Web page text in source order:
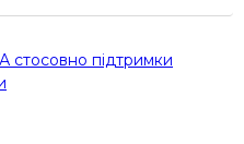
з текстом